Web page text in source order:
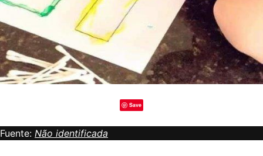
Save
Fuente: Não identificada